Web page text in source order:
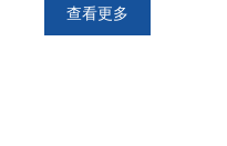
把手，操作简便。 箱体内胆采
用不锈钢（SUS304）镜面板，
查看更多